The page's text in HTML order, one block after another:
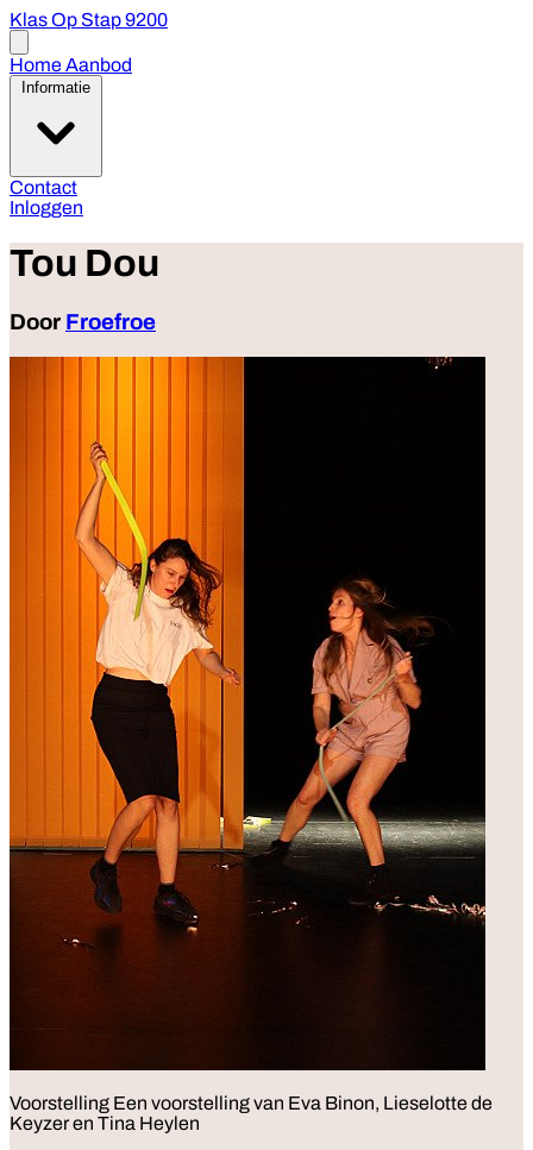
Klas Op Stap 9200
menu
HomeAanbod
Informatie
Contact
Inloggen
Tou Dou
Door Froefroe
Voorstelling Een voorstelling van Eva Binon, Lieselotte de
Keyzer en Tina Heylen